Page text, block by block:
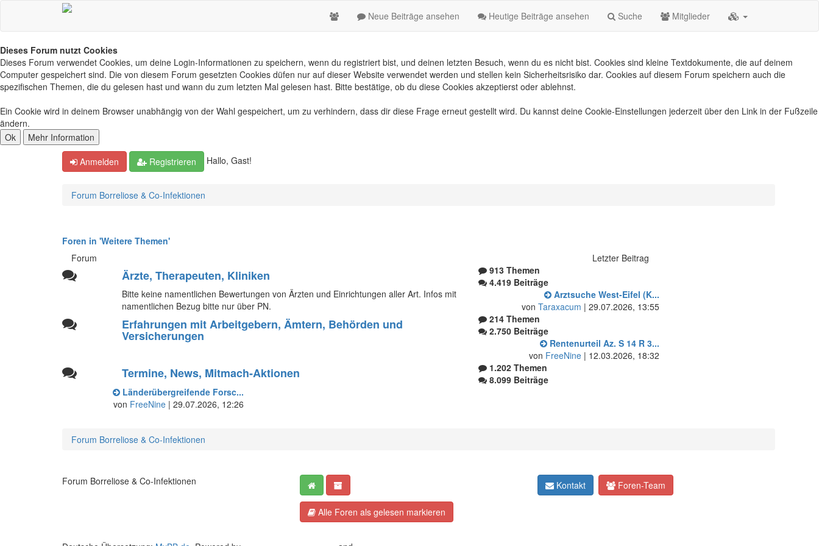
Neue Beiträge ansehen Heutige Beiträge ansehen Suche Mitglieder
Dieses Forum nutzt Cookies
Dieses Forum verwendet Cookies, um deine Login-Informationen zu speichern, wenn du registriert bist, und deinen letzten Besuch, wenn du es nicht bist. Cookies sind kleine Textdokumente, die auf deinem
Computer gespeichert sind. Die von diesem Forum gesetzten Cookies düfen nur auf dieser Website verwendet werden und stellen kein Sicherheitsrisiko dar. Cookies auf diesem Forum speichern auch die
spezifischen Themen, die du gelesen hast und wann du zum letzten Mal gelesen hast. Bitte bestätige, ob du diese Cookies akzeptierst oder ablehnst.
Ein Cookie wird in deinem Browser unabhängig von der Wahl gespeichert, um zu verhindern, dass dir diese Frage erneut gestellt wird. Du kannst deine Cookie-Einstellungen jederzeit über den Link in der Fußzeile
ändern.
Anmelden Registrieren Hallo, Gast!
Forum Borreliose & Co-Infektionen
Foren in 'Weitere Themen'
Forum
Letzter Beitrag
Ärzte, Therapeuten, Kliniken
Bitte keine namentlichen Bewertungen von Ärzten und Einrichtungen aller Art. Infos mit
namentlichen Bezug bitte nur über PN.
913 Themen
4.419 Beiträge
Arztsuche West-Eifel (K...
von Taraxacum | 29.07.2026, 13:55
Erfahrungen mit Arbeitgebern, Ämtern, Behörden und
Versicherungen
214 Themen
2.750 Beiträge
Rentenurteil Az. S 14 R 3...
von FreeNine | 12.03.2026, 18:32
Termine, News, Mitmach-Aktionen
1.202 Themen
8.099 Beiträge
Länderübergreifende Forsc...
von FreeNine| 29.07.2026, 12:26
Forum Borreliose & Co-Infektionen
Forum Borreliose & Co-Infektionen
Alle Foren als gelesen markieren
Kontakt Foren-Team